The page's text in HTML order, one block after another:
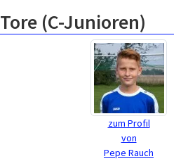
(C-Junioren)
zum Profil
von
Pepe Rauch